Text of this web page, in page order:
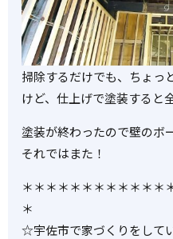
掃除するだけでも、ちょっ
けど、仕上げで塗装すると
塗装が終わったので壁のボ
それではまた！
＊＊＊＊＊＊＊＊＊＊＊＊
＊
☆宇佐市で家づくりをして